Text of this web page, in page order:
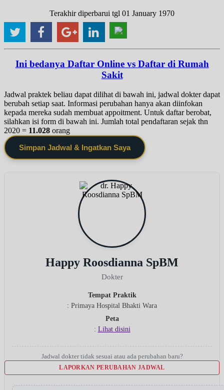
Terakhir diperbarui tgl 01 January 1970
Ini bedanya Daftar Online vs Daftar di Rumah
Sakit
Jadwal praktek beliau dapat dilihat di bawah ini, jadwal dokter dapat
berubah setiap saat. Informasi perubahan hanya akan diinfokan
kepada mereka sudah membuat appoitment. Untuk daftar berobat,
silahkan isi form di bawah ini. Jumlah total pendaftaran sejak thn
2020 = 11.028 orang
Simpan Jadwal & Ingatkan Saya
Happy Roosdianna SpBM
Dokter
Tempat Praktik
: Primaya Hospital Bhakti Wara
Peta
: Lihat disini
Jadwal dokter tidak sesuai atau ada perubahan baru?
LAPORKAN PERUBAHAN JADWAL